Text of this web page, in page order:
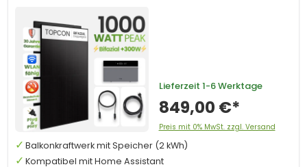
Lieferzeit 1-6 Werktage
849,00 €*
Preis mit 0% MwSt. zzgl. Versand
Balkonkraftwerk mit Speicher (2 kWh)
Kompatibel mit Home Assistant